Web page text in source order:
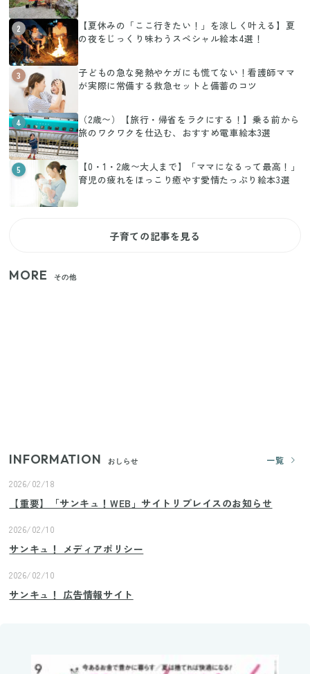
2
【夏休みの「ここ行きたい！」を涼しく叶える】夏
の夜をじっくり味わうスペシャル絵本4選！
3
子どもの急な発熱やケガにも慌てない！看護師ママ
が実際に常備する救急セットと備蓄のコツ
4
（2歳〜）【旅行・帰省をラクにする！】乗る前から
旅のワクワクを仕込む、おすすめ電車絵本3選
5
【0・1・2歳〜大人まで】「ママになるって最高！」
育児の疲れをほっこり癒やす愛情たっぷり絵本3選
子育ての記事を見る
MORE その他
INFORMATION おしらせ
一覧
2026/02/18
【重要】「サンキュ！WEB」サイトリプレイスのお知らせ
2026/02/10
サンキュ！ メディアポリシー
2026/02/10
サンキュ！ 広告情報サイト